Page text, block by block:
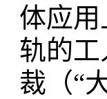
体应
轨的
裁（“